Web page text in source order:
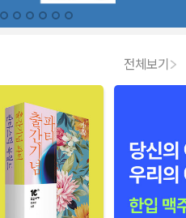
전체보기